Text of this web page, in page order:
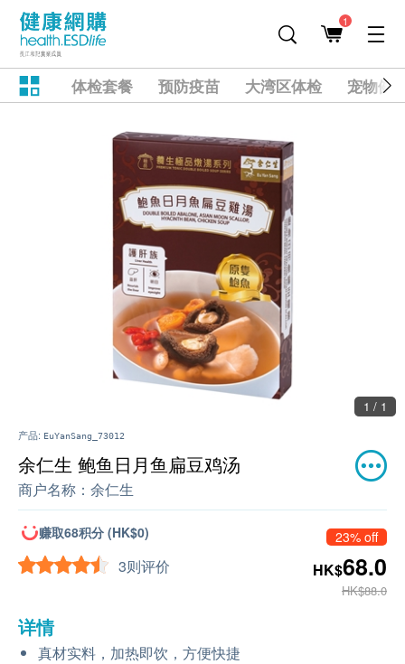
1
体检套餐 预防疫苗 大湾区体检 宠物健
1 / 1
产品: EuYanSang_73012
余仁生 鲍鱼日月鱼扁豆鸡汤
商户名称： 余仁生
赚取68积分 (HK$0)
3则评价
23% off
HK$68.0
HK$88.0
详情
真材实料，加热即饮，方便快捷